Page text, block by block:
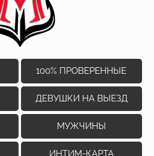
100% ПРОВЕРЕННЫЕ
ДЕВУШКИ НА ВЫЕЗД
МУЖЧИНЫ
ИНТИМ-КАРТА